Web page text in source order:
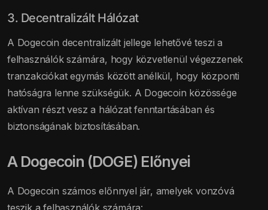
3. Decentralizált Hálózat
A Dogecoin decentralizált jellege lehetővé teszi a
felhasználók számára, hogy közvetlenül végezzenek
tranzakciókat egymás között anélkül, hogy központi
hatóságra lenne szükségük. A Dogecoin közössége
aktívan részt vesz a hálózat fenntartásában és
biztonságának biztosításában.
A Dogecoin (DOGE) Előnyei
A Dogecoin számos előnnyel jár, amelyek vonzóvá